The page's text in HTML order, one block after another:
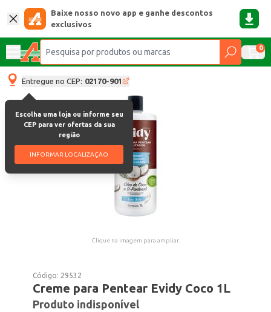
Baixe nosso novo app e ganhe descontos
exclusivos
0
Entregue no CEP: 02170-901
Escolha uma loja ou informe seu
CEP para ver ofertas da sua
região
INFORMAR LOCALIZAÇÃO
Clique na imagem para ampliar.
Código: 29532
Creme para Pentear Evidy Coco 1L
Produto indisponível